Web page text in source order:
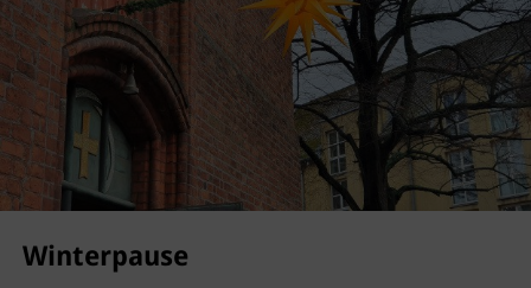
Winterpause